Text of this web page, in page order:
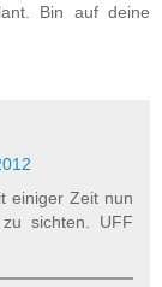
Bin auf deine
einiger Zeit nun
sichten. UFF